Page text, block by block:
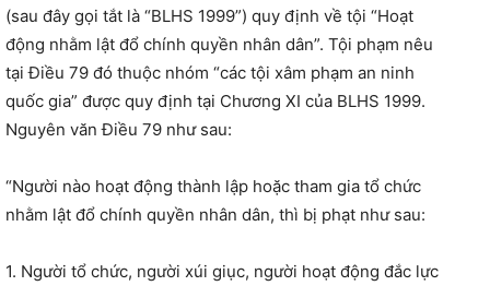
(sau đây gọi tắt là “BLHS 1999”) quy định về tội “Hoạt
động nhằm lật đổ chính quyền nhân dân”. Tội phạm nêu
tại Điều 79 đó thuộc nhóm “các tội xâm phạm an ninh
quốc gia” được quy định tại Chương XI của BLHS 1999.
Nguyên văn Điều 79 như sau:
“Người nào hoạt động thành lập hoặc tham gia tổ chức
nhằm lật đổ chính quyền nhân dân, thì bị phạt như sau:
1. Người tổ chức, người xúi giục, người hoạt động đắc lực